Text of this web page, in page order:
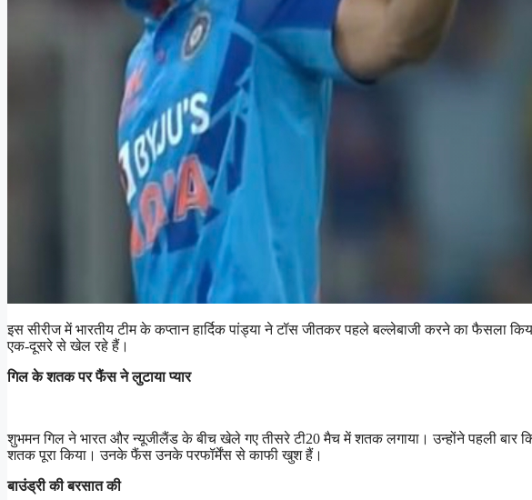
इस सीरीज में भारतीय टीम के कप्तान हार्दिक पांड्या ने टॉस जीतकर पहले बल्लेबाजी करने का फैसला
एक-दूसरे से खेल रहे हैं।
गिल के शतक पर फैंस ने लुटाया प्यार
शुभमन गिल ने भारत और न्यूजीलैंड के बीच खेले गए तीसरे टी20 मैच में शतक लगाया। उन्होंने पहली बार
शतक पूरा किया। उनके फैंस उनके परफॉर्मेंस से काफी खुश हैं।
बाउंड्री की बरसात की